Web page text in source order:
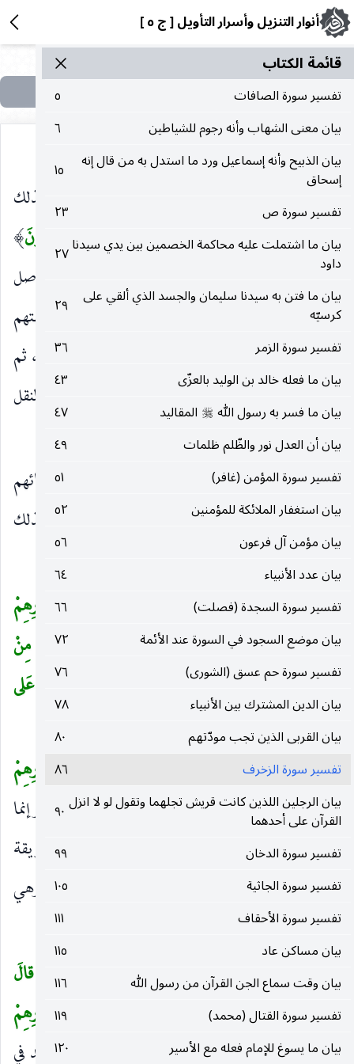
أنوار التنزيل وأسرار التأويل [ ج ٥ ]
قائمة الکتاب
تفسير سورة الصافات
٥
بيان معنى الشهاب وأنه رجوم للشياطين
٦
بيان الذبيح وأنه إسماعيل ورد ما استدل به من قال إنه
إسحاق
١٥
تفسير سورة ص
٢٣
بيان ما اشتملت عليه محاكمة الخصمين بين يدي سيدنا
داود
٢٧
بيان ما فتن به سيدنا سليمان والجسد الذي ألقي على
كرسيّه
٢٩
تفسير سورة الزمر
٣٦
بيان ما فعله خالد بن الوليد بالعزّى
٤٣
بيان ما فسر به رسول الله صلى‌الله‌عليه‌وسلم المقاليد
٤٧
بيان أن العدل نور والظّلم ظلمات
٤٩
تفسير سورة المؤمن (غافر)
٥١
بيان استغفار الملائكة للمؤمنين
٥٢
بيان مؤمن آل فرعون
٥٦
بيان عدد الأنبياء
٦٤
تفسير سورة السجدة (فصلت)
٦٦
بيان موضع السجود في السورة عند الأئمة
٧٢
تفسير سورة حم عسق (الشورى)
٧٦
بيان الدين المشترك بين الأنبياء
٧٨
بيان القربى الذين تجب مودّتهم
٨٠
تفسير سورة الزخرف
٨٦
بيان الرجلين اللذين كانت قريش تجلهما وتقول لو لا انزل
القرآن على أحدهما
٩٠
تفسير سورة الدخان
٩٩
تفسير سورة الجاثية
١٠٥
تفسير سورة الأحقاف
١١١
بيان مساكن عاد
١١٥
بيان وقت سماع الجن القرآن من رسول الله
١١٦
تفسير سورة القتال (محمد)
١١٩
بيان ما يسوغ للإمام فعله مع الأسير
١٢٠
بعض مأمورا كان أو منهيا حسنا كان أو غيره ، ولذلك
جهلهم فقال : (ما لَهُمْ بِذلِكَ مِنْ عِلْمٍ إِنْ هُمْ إِلَّا يَخْرُصُونَ)
يتمحلون تمحلا باطلا ، ويجوز أن تكون الإشارة إلى أصل
الدعوى كأنه لما أبدى وجوه فسادها وحكى شبهتهم
المزيفة نفى أن يكون لهم بها علم من طريق العقل ، ثم
أضرب عنه إلى إنكار أن يكون لهم سند من جهة النقل
فقال :
(أَمْ آتَيْناهُمْ كِتاباً مِنْ قَبْلِهِ
من قبل القرآن أو ادعائهم
ينطق على صحة ما قالوه.
فَهُمْ بِهِ مُسْتَمْسِكُونَ)
بذلك
الكتاب متمسكون.
( بَلْ قالُوا إِنَّا وَجَدْنا آباءَنا عَلى أُمَّةٍ وَإِنَّا عَلى آثارِهِمْ
مُهْتَدُونَ(٢٢) وَكَذلِكَ ما أَرْسَلْنا مِنْ قَبْلِكَ فِي قَرْيَةٍ مِنْ
نَذِيرٍ إِلاَّ قالَ مُتْرَفُوها إِنَّا وَجَدْنا آباءَنا عَلى أُمَّةٍ وَإِنَّا عَلى
آثارِهِمْ مُقْتَدُونَ (٢٣)
(بَلْ قالُوا إِنَّا وَجَدْنا آباءَنا عَلى أُمَّةٍ وَإِنَّا عَلى آثارِهِمْ
مُهْتَدُونَ)أي لا حجة لهم على ذلك عقلية ولا نقلية ، وإنما
جنحوا فيه إلى تقليد آبائهم الجهلة ، وال
)الطريقة
التي تؤم كالراحلة للمرحول إليه ، وقرئت بالكسر وهي
الحالة التي يكون عليها الآم أي القاصد ومنها الدين.
(وَكَذلِكَ ما أَرْسَلْنا مِنْ قَبْلِكَ فِي قَرْيَةٍ مِنْ نَذِيرٍ إِلَّا قالَ
مُتْرَفُوها إِنَّا وَجَدْنا آباءَنا عَلى أُمَّةٍ وَإِنَّا عَلى آثارِهِمْ
مُقْتَدُونَ)تسلية لرسول اللهصلى‌الله‌عليه‌وسلم ودلالة على أن التقليد في